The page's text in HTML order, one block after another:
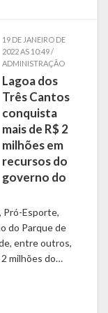
19 DE JANEIRO DE
2022 AS 10:49 /
ADMINISTRAÇÃO
Lagoa dos
Três Cantos
conquista
mais de R$ 2
milhões em
recursos do
governo do
Pró-Esporte,
do Parque de
entre outros,
milhões do…